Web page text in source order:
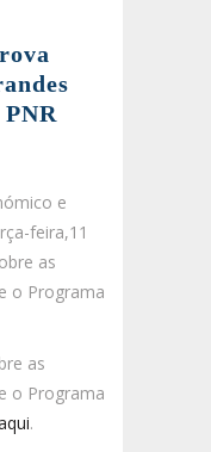
e
feira,11
as
o Programa
as
o Programa
.